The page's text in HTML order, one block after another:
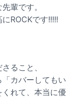
輩です。
ROCKです!!!!!
ること、
カバーしてもい
れて、本当に優